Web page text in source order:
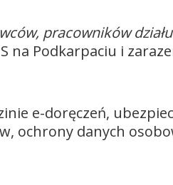
pracowników
na Podkarpaciu i
e-doręczeń,
ochrony danych